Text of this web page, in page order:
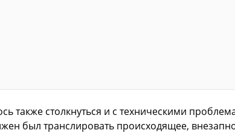
также столкнуться и с техническими
был транслировать происходящее,